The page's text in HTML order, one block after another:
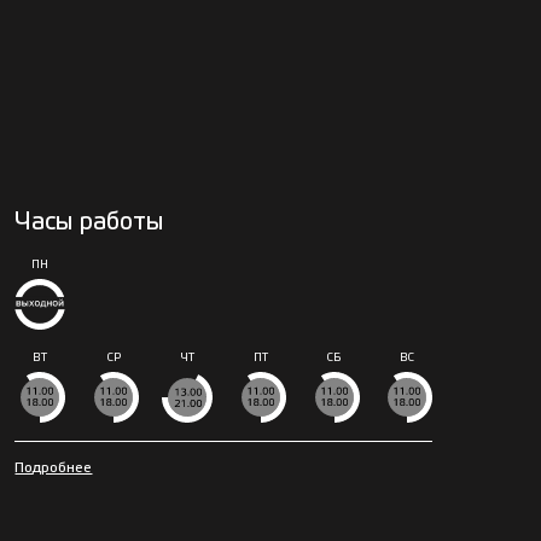
Часы работы
ПН
ВТ СР ЧТ СБ ВС
Подробнее